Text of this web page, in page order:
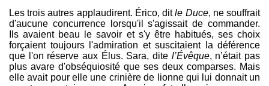
Les trois autres applaudirent. Érico, ditle Duce, ne souffrait
d'aucune concurrence lorsqu'il s'agissait de commander.
Ils avaient beau le savoir et s'y être habitués, ses choix
forçaient toujours l'admiration et suscitaient la déférence
que l'on réserve aux Élus. Sara, dite l’Évêque, n’était pas
plus avare d'obséquiosité que ses deux comparses. Mais
elle avait pour elle une crinière de lionne qui lui donnait un